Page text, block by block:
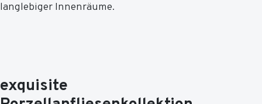
langlebiger Innenräume.
exquisite